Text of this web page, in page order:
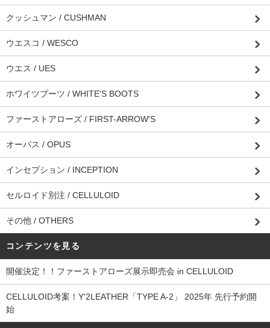
クッシュマン / CUSHMAN
ウエスコ / WESCO
ウエス / UES
ホワイツブーツ / WHITE'S BOOTS
ファーストアローズ / FIRST-ARROW'S
オーパス / OPUS
インセプション / INCEPTION
セルロイド別注 / CELLULOID
その他 / OTHERS
コンテンツを見る
開催決定！！ファーストアローズ展示即売会 in CELLULOID
CELLULOID考案！Y'2LEATHER「TYPE A-2」 2025年 先行予約開
始